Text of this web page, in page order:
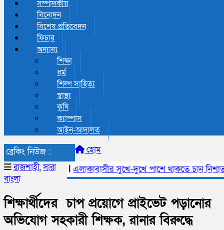
সম্পাদকীয়
বিনোদন
বিশেষ প্রতিবেদন
ফিচার
অন্যান্য
শিক্ষা
ধর্ম
শিল্প সাহিত্য
স্বাস্থ্য
কৃষি
ক্যাম্পাস
আইন-আদালত
ব্রেকিং নিউজ :
এলাকাবাসীর সুখে-দুখে পাশে থাকতে চান নিশাত
হোম
রাজশাহী,সারা
বাংলা
শিক্ষার্থীদের চাপ প্রয়োগে প্রাইভেট পড়ানোর
অভিযোগ সহকারী শিক্ষক, রানার বিরুদ্ধে